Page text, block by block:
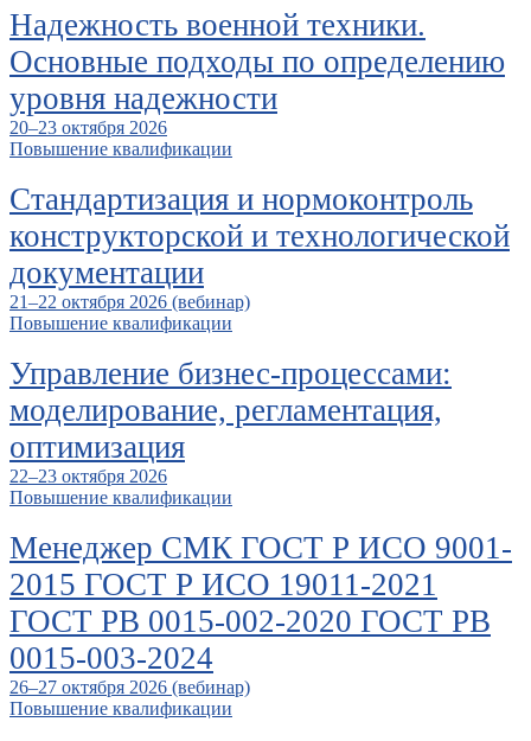
Надежность военной техники.
Основные подходы по определению
уровня надежности
20–23 октября 2026
Повышение квалификации
Стандартизация и нормоконтроль
конструкторской и технологической
документации
21–22 октября 2026 (вебинар)
Повышение квалификации
Управление бизнес-процессами:
моделирование, регламентация,
оптимизация
22–23 октября 2026
Повышение квалификации
Менеджер СМК ГОСТ Р ИСО 9001-
2015 ГОСТ Р ИСО 19011-2021
ГОСТ РВ 0015-002-2020 ГОСТ РВ
0015-003-2024
26–27 октября 2026 (вебинар)
Повышение квалификации